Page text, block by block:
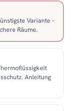
Variante –
Räume.
Anleitung